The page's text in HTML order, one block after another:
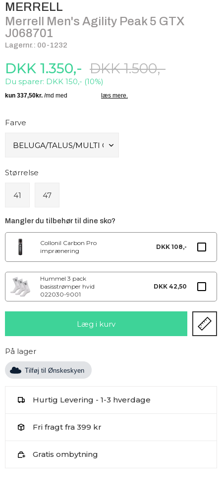
MERRELL
Merrell Men's Agility Peak 5 GTX
J068701
Lagernr.: 00-1232
DKK 1.500,-
Du sparer: DKK 150,- (10%)
DKK 1.350,-
Farve
Størrelse
41 47
Mangler du tilbehør til dine sko?
Collonil Carbon Pro
imprænering
DKK 108,-
Hummel 3 pack
basisstrømper hvid
022030-9001
DKK 42,50
På lager
Tilføj til Ønskeskyen
Hurtig Levering - 1-3 hverdage
Fri fragt fra 399 kr
Gratis ombytning